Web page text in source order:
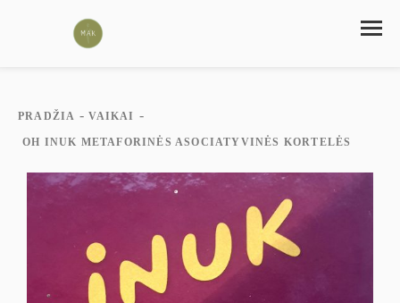
PRADŽIA - VAIKAI -
OH INUK METAFORINĖS ASOCIATYVINĖS KORTELĖS